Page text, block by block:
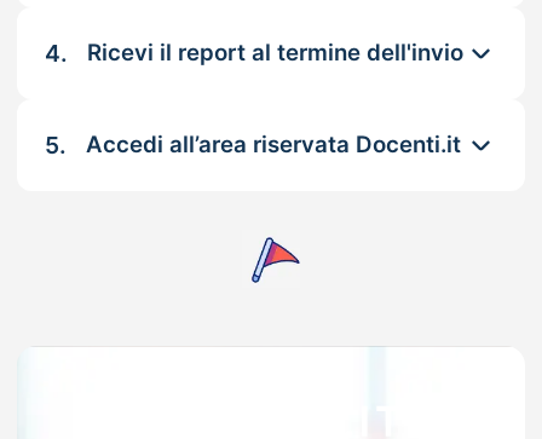
4. Ricevi il report al termine dell'invio
5. Accedi all’area riservata Docenti.it